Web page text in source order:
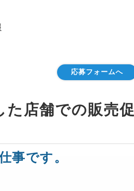
応募フォームへ
た店舗での販売促
事です。